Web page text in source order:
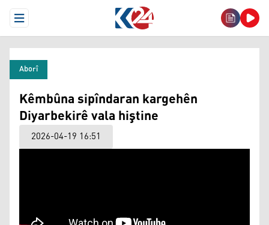
Open Menu
Aborî
Kêmbûna sipîndaran kargehên
Diyarbekirê vala hiştine
2026-04-19 16:51